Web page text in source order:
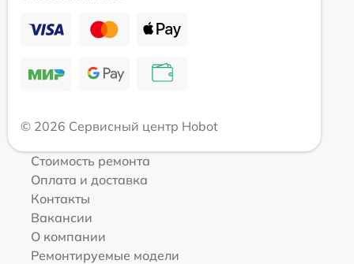
© 2026 Сервисный центр Hobot
Стоимость ремонта
Оплата и доставка
Контакты
Вакансии
О компании
Ремонтируемые модели